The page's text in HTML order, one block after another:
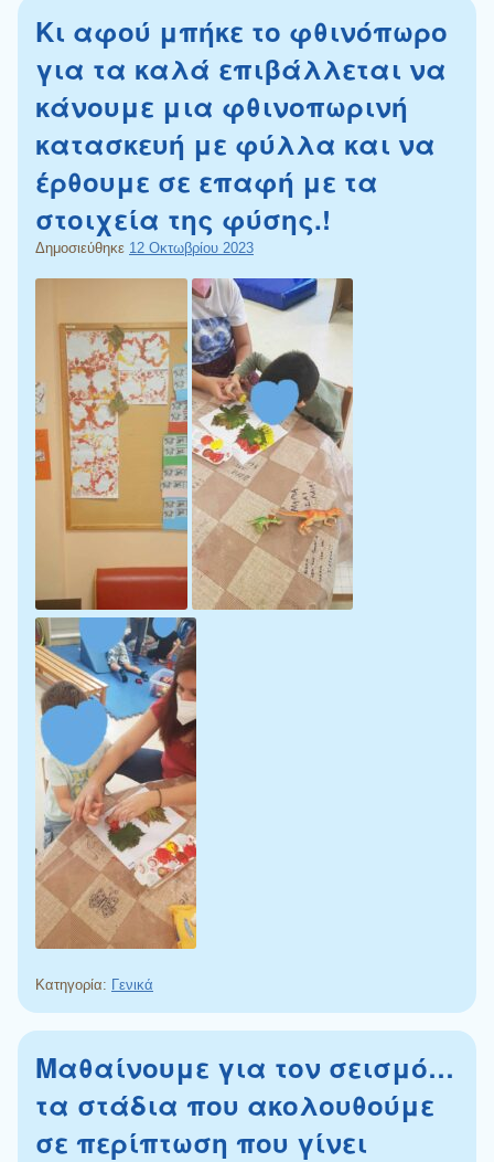
Κι αφού μπήκε το φθινόπωρο
για τα καλά επιβάλλεται να
κάνουμε μια φθινοπωρινή
κατασκευή με φύλλα και να
έρθουμε σε επαφή με τα
στοιχεία της φύσης.!
Δημοσιεύθηκε 12 Οκτωβρίου 2023
Κατηγορία: Γενικά
Μαθαίνουμε για τον σεισμό…
τα στάδια που ακολουθούμε
σε περίπτωση που γίνει